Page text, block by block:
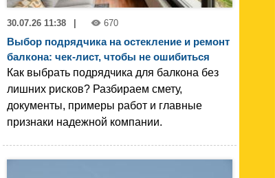
30.07.26 11:38 670
Выбор подрядчика на остекление и ремонт
балкона: чек-лист, чтобы не ошибиться
Как выбрать подрядчика для балкона без
лишних рисков? Разбираем смету,
документы, примеры работ и главные
признаки надежной компании.